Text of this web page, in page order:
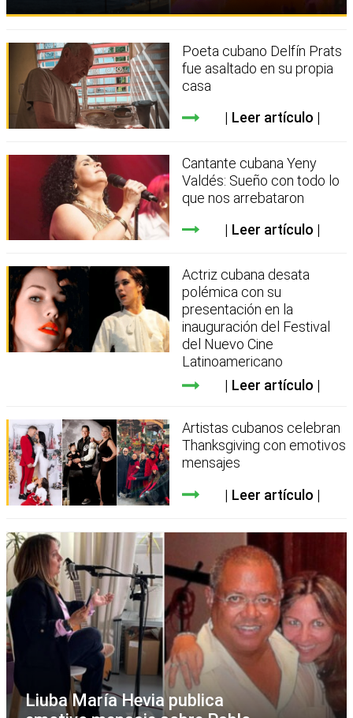
Poeta cubano Delfín Prats
fue asaltado en su propia
casa
Leer artículo
Cantante cubana Yeny
Valdés: Sueño con todo lo
que nos arrebataron
Leer artículo
Actriz cubana desata
polémica con su
presentación en la
inauguración del Festival
del Nuevo Cine
Latinoamericano
Leer artículo
Artistas cubanos celebran
Thanksgiving con emotivos
mensajes
Leer artículo
Liuba María Hevia publica